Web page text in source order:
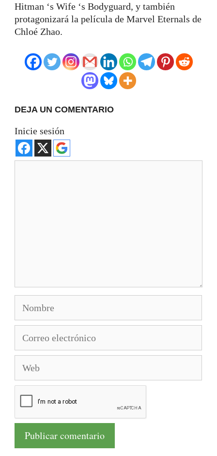
Hitman ‘s Wife ‘s Bodyguard, y también
protagonizará la película de Marvel Eternals de
Chloé Zhao.
DEJA UN COMENTARIO
Inicie sesión
electrónico